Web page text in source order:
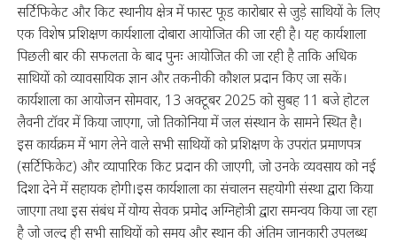
सर्टिफिकेट और किट स्थानीय क्षेत्र में फास्ट फूड कारोबार से जुड़े साथियों के लिए
एक विशेष प्रशिक्षण कार्यशाला दोबारा आयोजित की जा रही है। यह कार्यशाला
पिछली बार की सफलता के बाद पुनः आयोजित की जा रही है ताकि अधिक
साथियों को व्यावसायिक ज्ञान और तकनीकी कौशल प्रदान किए जा सकें।
कार्यशाला का आयोजन सोमवार, 13 अक्टूबर 2025 को सुबह 11 बजे होटल
लैवनी टॉवर में किया जाएगा, जो तिकोनिया में जल संस्थान के सामने स्थित है।
इस कार्यक्रम में भाग लेने वाले सभी साथियों को प्रशिक्षण के उपरांत प्रमाणपत्र
(सर्टिफिकेट) और व्यापारिक किट प्रदान की जाएगी, जो उनके व्यवसाय को नई
दिशा देने में सहायक होगी।इस कार्यशाला का संचालन सहयोगी संस्था द्वारा किया
जाएगा तथा इस संबंध में योग्य सेवक प्रमोद अग्निहोत्री द्वारा समन्वय किया जा रहा
है जो जल्द ही सभी साथियों को समय और स्थान की अंतिम जानकारी उपलब्ध